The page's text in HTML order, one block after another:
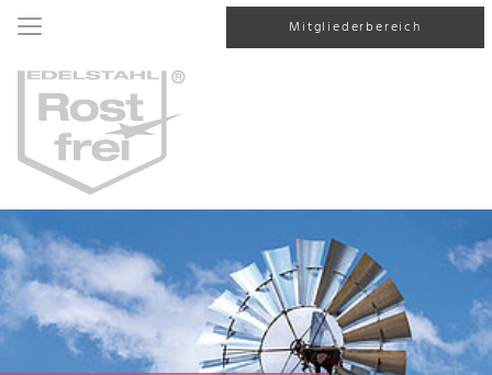
Mitgliederbereich